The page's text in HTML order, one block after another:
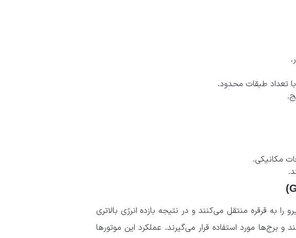
تعداد طبقات محدود.
مکانیکی.
را به قرقره منتقل می‌کنند و در نتیجه بازده انرژی بالاتری
برج‌ها مورد استفاده قرار می‌گیرند. عملکرد این موتورها